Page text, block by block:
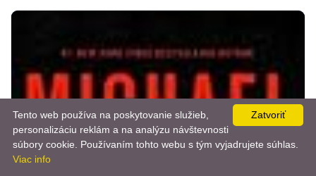
📨
Zatvoriť
Tento web používa na poskytovanie služieb,
personalizáciu reklám a na analýzu návštevnosti
súbory cookie. Používaním tohto webu s tým vyjadrujete súhlas.
Viac info